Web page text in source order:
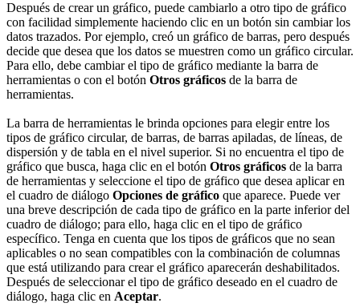
Después de crear un gráfico, puede cambiarlo a otro tipo de gráfico
con facilidad simplemente haciendo clic en un botón sin cambiar los
datos trazados. Por ejemplo, creó un gráfico de barras, pero después
decide que desea que los datos se muestren como un gráfico circular.
Para ello, debe cambiar el tipo de gráfico mediante la barra de
herramientas o con el botón Otros gráficos de la barra de
herramientas.
La barra de herramientas le brinda opciones para elegir entre los
tipos de gráfico circular, de barras, de barras apiladas, de líneas, de
dispersión y de tabla en el nivel superior. Si no encuentra el tipo de
gráfico que busca, haga clic en el botón Otros gráficos de la barra
de herramientas y seleccione el tipo de gráfico que desea aplicar en
el cuadro de diálogo Opciones de gráfico que aparece. Puede ver
una breve descripción de cada tipo de gráfico en la parte inferior del
cuadro de diálogo; para ello, haga clic en el tipo de gráfico
específico. Tenga en cuenta que los tipos de gráficos que no sean
aplicables o no sean compatibles con la combinación de columnas
que está utilizando para crear el gráfico aparecerán deshabilitados.
Después de seleccionar el tipo de gráfico deseado en el cuadro de
diálogo, haga clic en Aceptar.